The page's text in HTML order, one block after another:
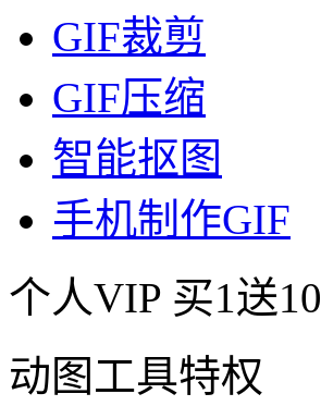
GIF裁剪
GIF压缩
智能抠图
手机制作GIF
个人VIP 买1送10
动图工具特权